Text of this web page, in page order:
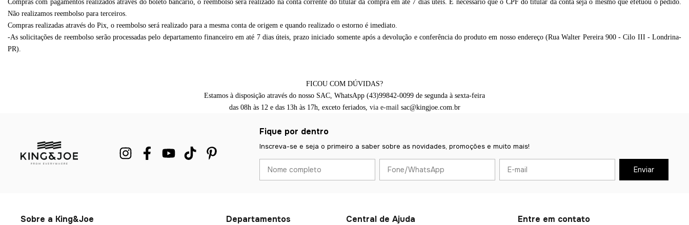
Compras com pagamentos realizados através do boleto bancário, o reembolso será realizado na conta corrente do titular da compra em até 7 dias úteis. É necessário que o CPF do titular da conta seja o mesmo que efetuou o pedido.
Não realizamos reembolso para terceiros.
Compras realizadas através do Pix, o reembolso será realizado para a mesma conta de origem e quando realizado o estorno é imediato.
-As solicitações de reembolso serão processadas pelo departamento financeiro em até 7 dias úteis, prazo iniciado somente após a devolução e conferência do produto em nosso endereço (Rua Walter Pereira 900 - Cilo III - Londrina-
PR).
FICOU COM DÚVIDAS?
Estamos à disposição através do nosso SAC, WhatsApp (43)99842-0099 de segunda à sexta-feira
das 08h às 12 e das 13h às 17h, exceto feriados, via e-mail sac@kingjoe.com.br
Fique por dentro
Inscreva-se e seja o primeiro a saber sobre as novidades, promoções e muito mais!
Sobre a King&Joe Departamentos Central de Ajuda Entre em contato